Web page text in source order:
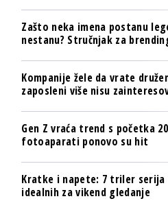
Zašto neka imena postanu
nestanu? Stručnjak za
Kompanije žele da vrate
zaposleni više nisu
Gen Z vraća trend s početka
fotoaparati ponovo su hit
Kratke i napete: 7 triler serija
idealnih za vikend gledanje